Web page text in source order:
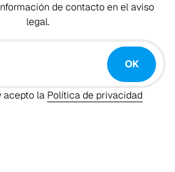
de contacto en el aviso
legal.
OK
acepto la Política de privacidad